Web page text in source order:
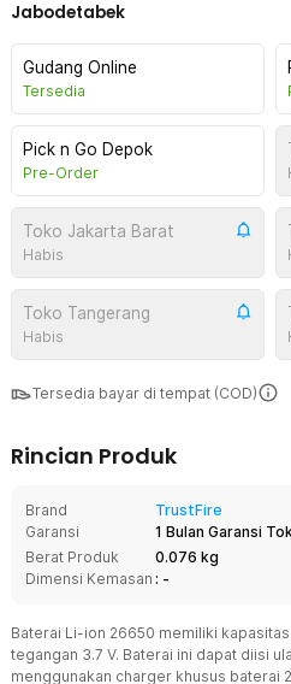
Jabodetabek
Gudang Online
Tersedia
Pick n Go Depok
Pre-Order
Toko Jakarta Barat
Habis
Toko Tangerang
Habis
Tersedia bayar di tempat (COD)
Rincian Produk
Brand
TrustFire
Garansi
1 Bulan Garansi
Berat Produk
0.076 kg
Dimensi Kemasan : -
Baterai Li-ion 26650 memiliki
tegangan 3.7 V. Baterai ini dapat diisi
menggunakan charger khusus baterai